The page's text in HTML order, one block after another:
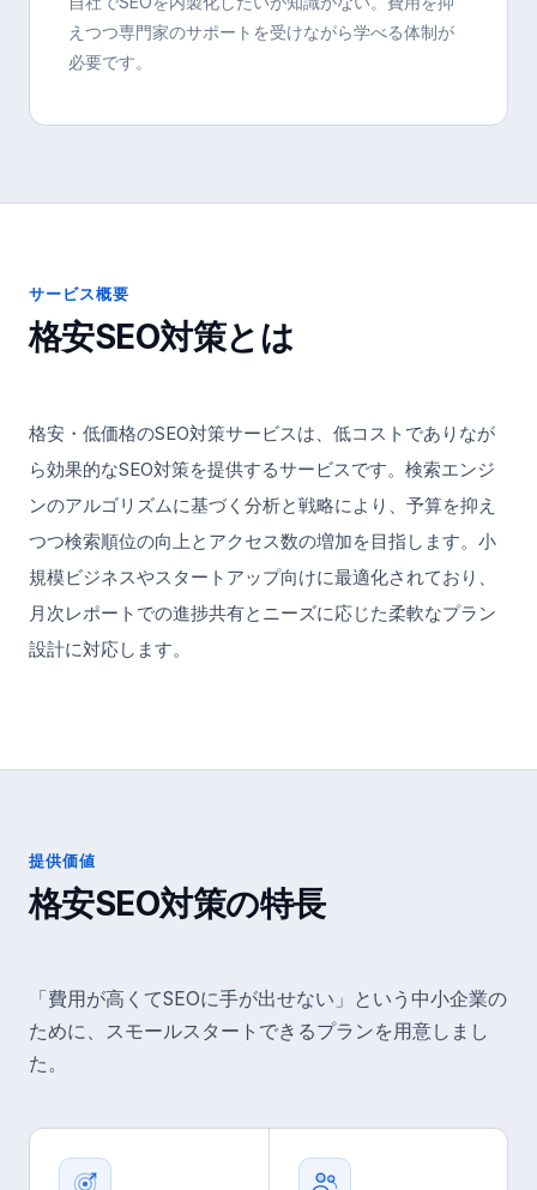
えつつ専門家のサポートを受けながら学べる体制が
必要です。
サービス概要
格安SEO対策とは
格安・低価格のSEO対策サービスは、低コストでありなが
ら効果的なSEO対策を提供するサービスです。検索エンジ
ンのアルゴリズムに基づく分析と戦略により、予算を抑え
つつ検索順位の向上とアクセス数の増加を目指します。小
規模ビジネスやスタートアップ向けに最適化されており、
月次レポートでの進捗共有とニーズに応じた柔軟なプラン
設計に対応します。
提供価値
格安SEO対策の特長
「費用が高くてSEOに手が出せない」という中小企業の
ために、スモールスタートできるプランを用意しまし
た。